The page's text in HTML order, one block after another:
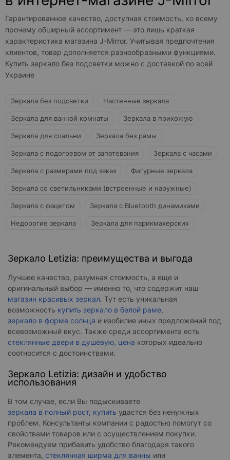
Гарантированное качество, доступная стоимость, ко всему
прочему обширный ассортимент — это лишь краткая
характеристика магазина J-Mirror. Учитывая предпочтения
клиентов, товар дополняется разнообразными функциями.
Купить зеркало без подсветки можно с доставкой по всей
Украине
Зеркала без подсветки Настенные зеркала
Зеркала для ванной комнаты Зеркала в прихожую
Зеркала для спальни Зеркала без рамы
Зеркала с подогревом от запотевания Зеркала с часами
Зеркала с размерами под заказ Фигурные зеркала
Зеркала со светильниками (встроенные и наружные)
Зеркала с фацетом Зеркала с Bluetooth динамиками
Недорогие зеркала Зеркала для парикмахерских
Зеркало Letizia: преимущества и выгода
Лучшее качество, разумная стоимость, а еще и
оригинальный выбор — именно то, что содержит наш
магазин красивых зеркал. Тут есть уникальная
возможность купить зеркало в белой раме,
зеркало в форме солнца и изобилие иных предложений под
всевозможный вкус. Также среди ассортимента есть
стеклянные двери в душевую, цена которых идеально
соотносится с достоинствами.
Зеркало Letizia: дизайн и удобство
использования
В том случае, если Вы подыскиваете
зеркала в полный рост, купить удастся без ненужных
проблем. Консультанты компании с радостью помогут со
свойствами товаров или с осуществлением покупки.
Рекомендуем прибавить удобство благодаря такого
элемента, стеклянная ширма для ванны или